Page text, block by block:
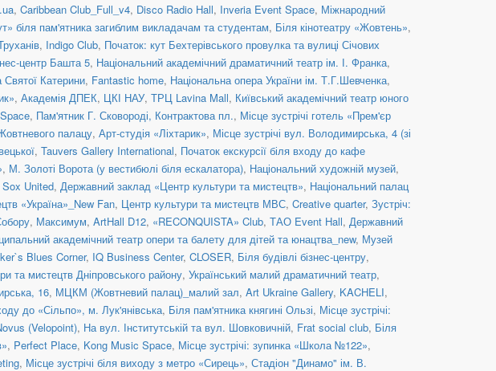
, Caribbean Club_Full_v4, Disco Radio Hall, Inveria Event Space, Міжнародний
біля пам'ятника загиблим викладачам та студентам, Біля кінотеатру «Жовтень»,
, Indigo Club, Початок: кут Бехтерівського провулка та вулиці Січових
центр Башта 5, Національний академічний драматичний театр ім. І. Франка,
Святої Катерини, Fantastic home, Національна опера України ім. Т.Г.Шевченка,
, Академія ДПЕК, ЦКІ НАУ, ТРЦ Lavina Mall, Київський академічний театр юного
, Пам'ятник Г. Сковороді, Контрактова пл., Місце зустрічі готель «Прем'єр
палацу, Арт-студія «Ліхтарик», Місце зустрічі вул. Володимирська, 4 (зі
, Tauvers Gallery International, Початок екскурсії біля входу до кафе
, М. Золоті Ворота (у вестибюлі біля ескалатора), Національний художній музей,
Sox United, Державний заклад «Центр культури та мистецтв», Національний палац
«Україна»_New Fan, Центр культури та мистецтв МВС, Creative quarter, Зустріч:
, Максимум, ArtHall D12, «RECONQUISTA» Club, ТАО Event Hall, Державний
академічний театр опери та балету для дітей та юнацтва_new, Музей
Blues Corner, IQ Business Center, CLOSER, Біля будівлі бізнес-центру,
та мистецтв Дніпровського району, Український малий драматичний театр,
16, МЦКМ (Жовтневий палац)_малий зал, Art Ukraine Gallery, KACHELI,
до «Сільпо», м. Лук'янівська, Біля пам'ятника княгині Ользі, Місце зустрічі:
(Velopoint), На вул. Інститутській та вул. Шовковичній, Frat social сlub, Біля
, Perfect Place, Kong Music Space, Місце зустрічі: зупинка «Школа №122»,
, Місце зустрічі біля виходу з метро «Сирець», Стадіон "Динамо" ім. В.